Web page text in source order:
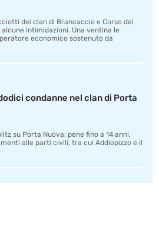
dei clan di Brancaccio e Corso dei
alcune intimidazioni. Una ventina le
economico sostenuto da
condanne nel clan di Porta
su Porta Nuova: pene fino a 14 anni,
alle parti civili, tra cui Addiopizzo e il